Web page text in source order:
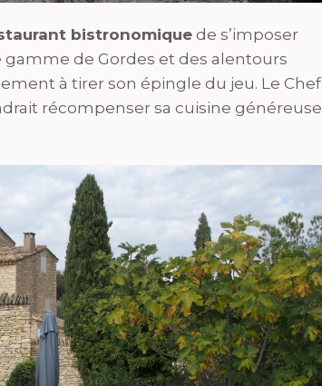
bistronomiquede s’imposer
de Gordes et des alentours
à tirer son épingle du jeu. Le Chef
récompenser sa cuisine généreuse